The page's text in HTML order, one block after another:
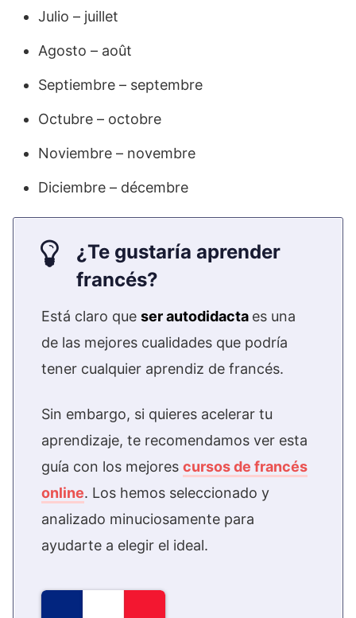
Julio – juillet
Agosto – août
Septiembre – septembre
Octubre – octobre
Noviembre – novembre
Diciembre – décembre
¿Te gustaría aprender
francés?
Está claro que ser autodidacta es una
de las mejores cualidades que podría
tener cualquier aprendiz de francés.
Sin embargo, si quieres acelerar tu
aprendizaje, te recomendamos ver esta
guía con los mejores cursos de francés
online. Los hemos seleccionado y
analizado minuciosamente para
ayudarte a elegir el ideal.